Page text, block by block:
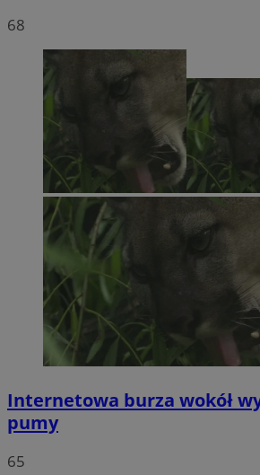
68
Internetowa burza wokół
pumy
65